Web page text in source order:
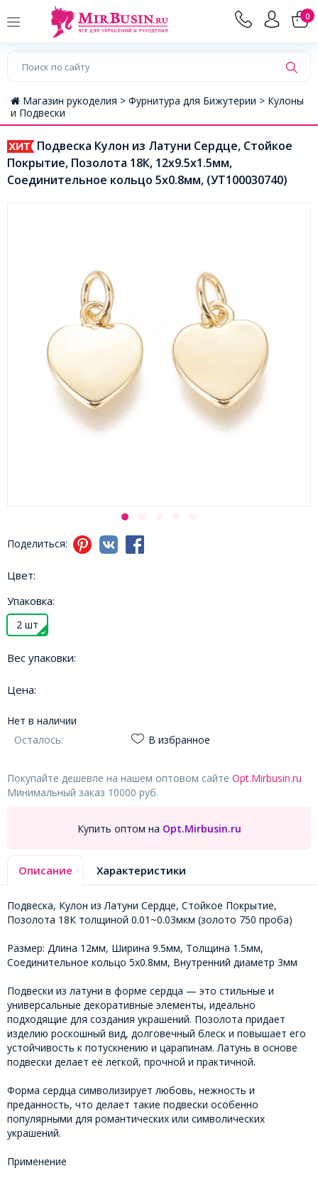
0
Магазин рукоделия > Фурнитура для Бижутерии > Кулоны
и Подвески
Подвеска Кулон из Латуни Сердце, Стойкое
Покрытие, Позолота 18К, 12х9.5х1.5мм,
Соединительное кольцо 5х0.8мм, (УТ100030740)
Поделиться:
Цвет:
Упаковка:
2 шт
Вес упаковки:
Цена:
Нет в наличии
Осталось:
В избранное
Покупайте дешевле на нашем оптовом сайте Opt.Mirbusin.ru
Минимальный заказ 10000 руб.
Купить оптом на Opt.Mirbusin.ru
Описание Характеристики
Подвеска, Кулон из Латуни Сердце, Стойкое Покрытие,
Позолота 18К толщиной 0.01~0.03мкм (золото 750 проба)
Размер: Длина 12мм, Ширина 9.5мм, Толщина 1.5мм,
Соединительное кольцо 5х0.8мм, Внутренний диаметр 3мм
Подвески из латуни в форме сердца — это стильные и
универсальные декоративные элементы, идеально
подходящие для создания украшений. Позолота придает
изделию роскошный вид, долговечный блеск и повышает его
устойчивость к потускнению и царапинам. Латунь в основе
подвески делает её легкой, прочной и практичной.
Форма сердца символизирует любовь, нежность и
преданность, что делает такие подвески особенно
популярными для романтических или символических
украшений.
Применение